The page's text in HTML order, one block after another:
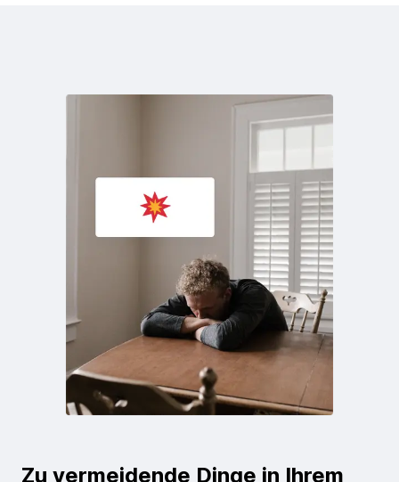
Zu vermeidende Dinge in Ihrem